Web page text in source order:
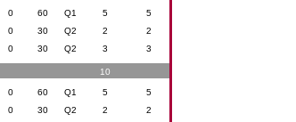
0 60 Q1 5 5
0 30 Q2 2 2
0 30 Q2 3 3
10
0 60 Q1 5 5
0 30 Q2 2 2